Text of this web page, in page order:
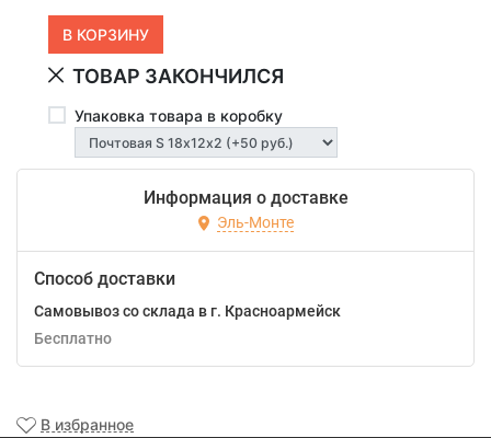
ТОВАР ЗАКОНЧИЛСЯ
Упаковка товара в коробку
Информация о доставке
Эль-Монте
Способ доставки
Самовывоз со склада в г. Красноармейск
Бесплатно
В избранное